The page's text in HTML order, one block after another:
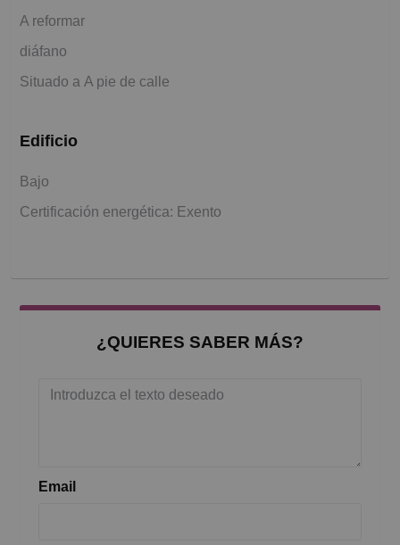
A reformar
diáfano
Situado a A pie de calle
Edificio
Bajo
Certificación energética: Exento
¿QUIERES SABER MÁS?
Email